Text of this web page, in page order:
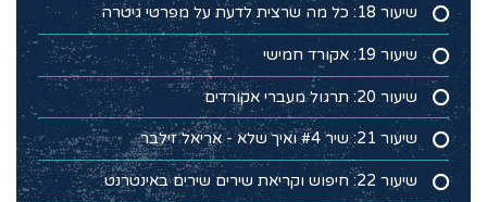
שיעור 18: כל מה שרצית לדעת על מפרטי גיטרה
שיעור 19: אקורד חמישי
שיעור 20: תרגול מעברי אקורדים
שיעור 21: שיר #4 ואיך שלא - אריאל זילבר
שיעור 22: חיפוש וקריאת שירים שירים באינטרנט